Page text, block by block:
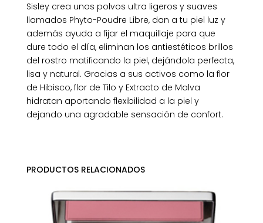
Sisley crea unos polvos ultra ligeros y suaves
llamados Phyto-Poudre Libre, dan a tu piel luz y
además ayuda a fijar el maquillaje para que
dure todo el día, eliminan los antiestéticos brillos
del rostro matificando la piel, dejándola perfecta,
lisa y natural. Gracias a sus activos como la flor
de Hibisco, flor de Tilo y Extracto de Malva
hidratan aportando flexibilidad a la piel y
dejando una agradable sensación de confort.
PRODUCTOS RELACIONADOS